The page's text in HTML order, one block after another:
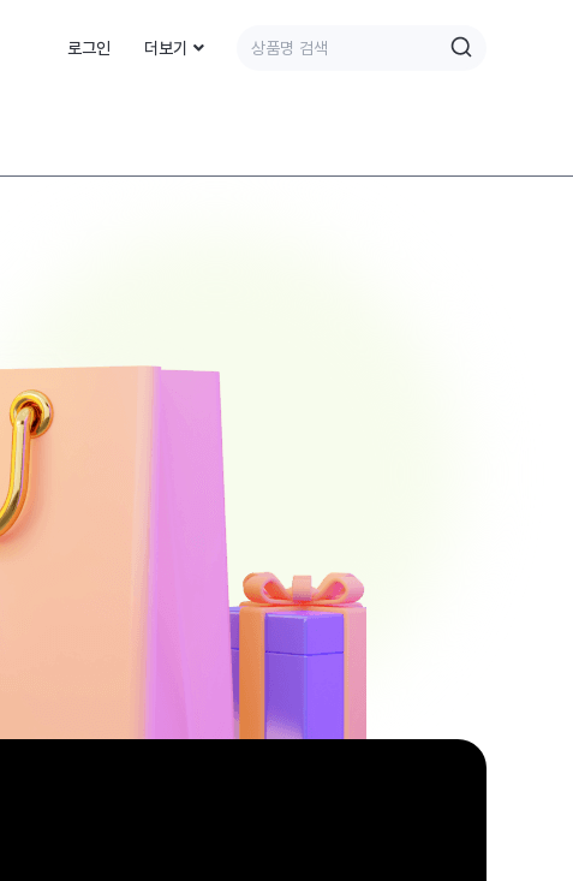
로그인 더보기